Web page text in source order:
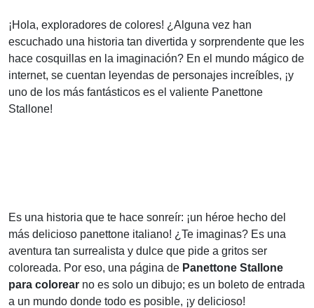
¡Hola, exploradores de colores! ¿Alguna vez han
escuchado una historia tan divertida y sorprendente que les
hace cosquillas en la imaginación? En el mundo mágico de
internet, se cuentan leyendas de personajes increíbles, ¡y
uno de los más fantásticos es el valiente Panettone
Stallone!
Es una historia que te hace sonreír: ¡un héroe hecho del
más delicioso panettone italiano! ¿Te imaginas? Es una
aventura tan surrealista y dulce que pide a gritos ser
coloreada. Por eso, una página de Panettone Stallone
para colorear no es solo un dibujo; es un boleto de entrada
a un mundo donde todo es posible, ¡y delicioso!